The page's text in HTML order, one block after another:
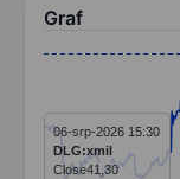
Graf
Line chart
The chart has
The chart
06-srp-2026 15:30
DLG:xmil
Close41,30